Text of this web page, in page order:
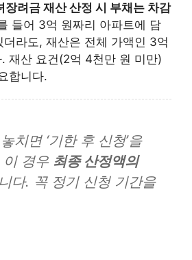
장려금 재산 산정 시 부채는 차감
들어 3억 원짜리 아파트에 담
라도, 재산은 전체 가액인 3억
재산 요건(2억 4천만 원 미만)
합니다.
치면 ‘기한 후 신청’을
이 경우 최종 산정액의
다. 꼭 정기 신청 기간을